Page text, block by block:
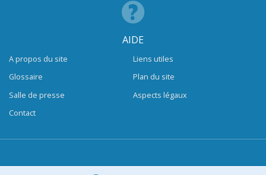
AIDE
A propos du site
Glossaire
Salle de presse
Contact
Liens utiles
Plan du site
Aspects légaux